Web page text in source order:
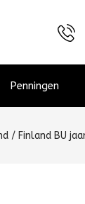
Penningen
/ Finland BU